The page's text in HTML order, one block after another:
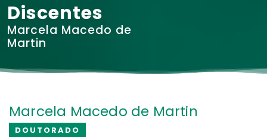
Discentes
Marcela Macedo de
Martin
Marcela Macedo de Martin
DOUTORADO